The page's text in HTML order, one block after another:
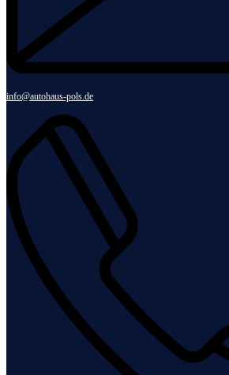
info@autohaus-pols.de